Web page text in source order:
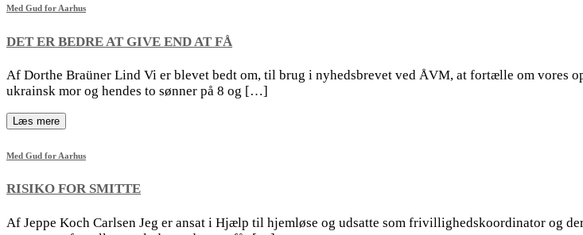
Med Gud for Aarhus
DET ER BEDRE AT GIVE END AT FÅ
Af Dorthe Braüner Lind Vi er blevet bedt om, til brug i nyhedsbrevet ved ÅVM, at fortælle om vores
ukrainsk mor og hendes to sønner på 8 og […]
Læs mere
Med Gud for Aarhus
RISIKO FOR SMITTE
Af Jeppe Koch Carlsen Jeg er ansat i Hjælp til hjemløse og udsatte som frivillighedskoordinator og